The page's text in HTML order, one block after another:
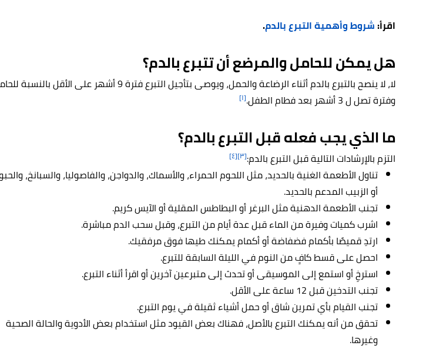
اقرأ:شروط وأهمية التبرع بالدم.
هل يمكن للحامل والمرضع أن تتبرع بالدم؟
لا، لا ينصح بالتبرع بالدم أثناء الرضاعة والحمل، ويوصى بتأجيل التبرع فترة 9 أشهر على الأقل
وفترة تصل ل 3 أشهر بعد فطام الطفل.
[١]
ما الذي يجب فعله قبل التبرع بالدم؟
التزم بالإرشادات التالية قبل التبرع بالدم:[٣] [٤]
تناول الأطعمة الغنية بالحديد، مثل اللحوم الحمراء، والأسماك، والدواجن، والفاصوليا، والسبانخ،
أو الزبيب المدعم بالحديد.
تجنب الأطعمة الدهنية مثل البرغر أو البطاطس المقلية أو الآيس كريم.
اشرب كميات وفيرة من الماء قبل عدة أيام من التبرع، وقبل سحب الدم مباشرة.
ارتدِ قميصًا بأكمام فضفاضة أو أكمام يمكنك طيها فوق مرفقيك.
احصل على قسط كافٍ من النوم في الليلة السابقة للتبرع.
استرخِ أو استمع إلى الموسيقى أو تحدث إلى متبرعين آخرين أو اقرأ أثناء التبرع.
تجنب التدخين قبل 12 ساعة على الأقل.
تجنب القيام بأي تمرين شاق أو حمل أشياء ثقيلة في يوم التبرع.
تحقق من أنه يمكنك التبرع بالأصل، فهناك بعض القيود مثل استخدام بعض الأدوية والحالة الصحية
وغيرها.